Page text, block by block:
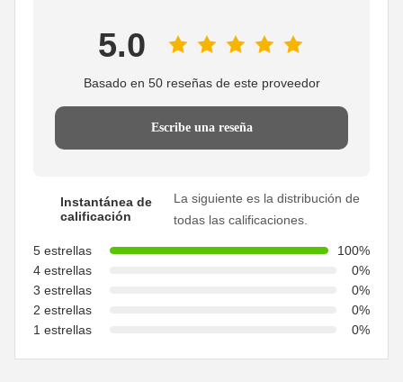
5.0
Basado en 50 reseñas de este proveedor
Escribe una reseña
Instantánea de
calificación
La siguiente es la distribución de
todas las calificaciones.
5 estrellas
100%
4 estrellas
0%
3 estrellas
0%
2 estrellas
0%
1 estrellas
0%